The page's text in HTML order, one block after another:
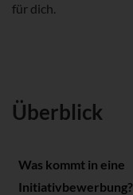
für dich.
Überblick
Was kommt in eine
Initiativbewerbung?